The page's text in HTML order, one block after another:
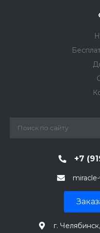
+7
г.